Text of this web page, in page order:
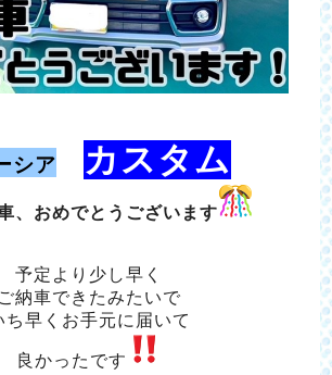
シア カスタム
、おめでとうございます
予定より少し早く
ご納車できたみたいで
ち早くお手元に届いて
良かったです